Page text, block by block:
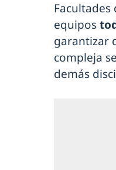
Facultades
equipos
garantizar
compleja
demás